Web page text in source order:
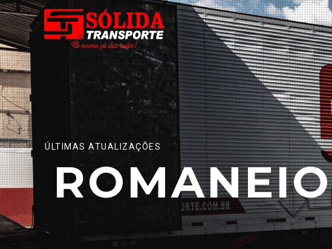
ÚLTIMAS ATUALIZAÇÕES
ROMANEIO